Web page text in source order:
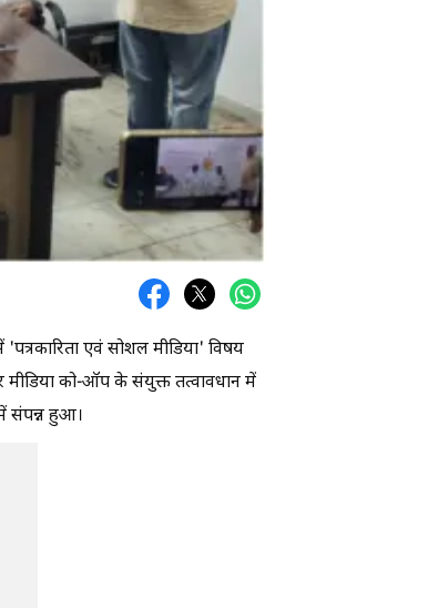
एवं सोशल मीडिया' विषय
मीडिया को-ऑप के संयुक्त तत्वावधान में
संपन्न हुआ।